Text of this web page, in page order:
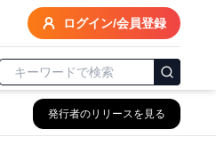
ログイン/会員登録
発行者のリリースを見る